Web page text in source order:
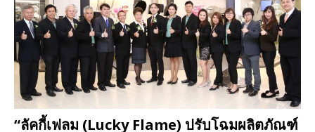
“ลัคกี้เฟลม (Lucky Flame) ปรับโฉมผลิตภัณฑ์